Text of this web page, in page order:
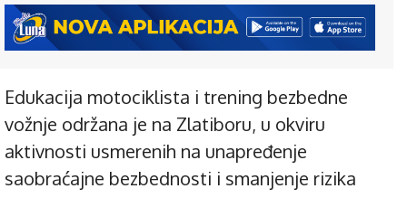
Edukacija motociklista i trening bezbedne
vožnje održana je na Zlatiboru, u okviru
aktivnosti usmerenih na unapređenje
saobraćajne bezbednosti i smanjenje rizika